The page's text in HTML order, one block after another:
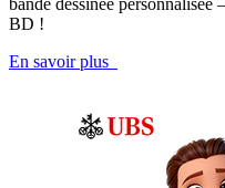
bande dessinée personnalisée
BD !
En savoir plus